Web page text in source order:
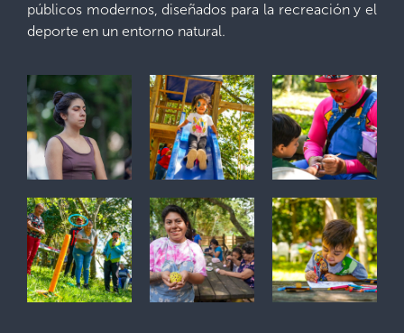
públicos modernos, diseñados para la recreación y el
deporte en un entorno natural.